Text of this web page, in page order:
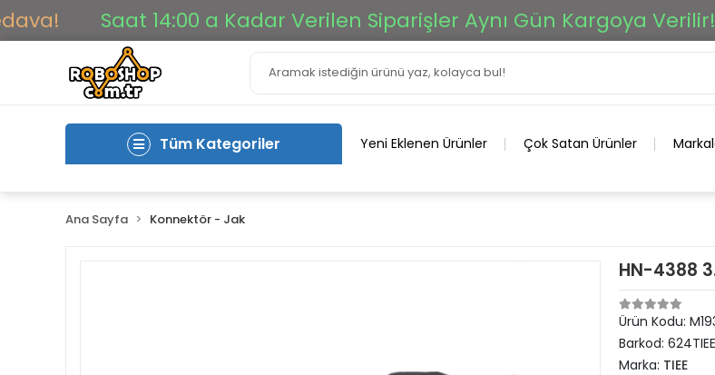
Saat 14:00 a Kadar Verilen Siparişler Aynı Gün Kargoya Verilir!
Tüm Kategoriler Yeni Eklenen Ürünler Çok Satan Ürünler
Ana Sayfa Konnektör - Jak
HN-4388
Ürün Kodu:
Barkod:
Marka: TIEE